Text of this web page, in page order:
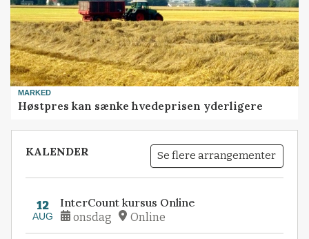
MARKED
Høstpres kan sænke hvedeprisen yderligere
KALENDER Se flere arrangementer
12
AUG
InterCount kursus Online
onsdag Online